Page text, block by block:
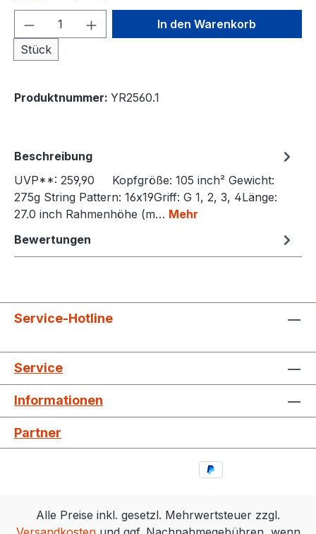
Produkt Anzahl: Gib den
Stück
In den Warenkorb
Produktnummer: YR2560.1
Beschreibung
UVP**: 259,90 Kopfgröße: 105 inch² Gewicht:
275g String Pattern: 16x19Griff: G 1, 2, 3, 4Länge:
27.0 inch Rahmenhöhe (m… Mehr
Bewertungen
Service-Hotline
Service
Informationen
Partner
Alle Preise inkl. gesetzl. Mehrwertsteuer zzgl.